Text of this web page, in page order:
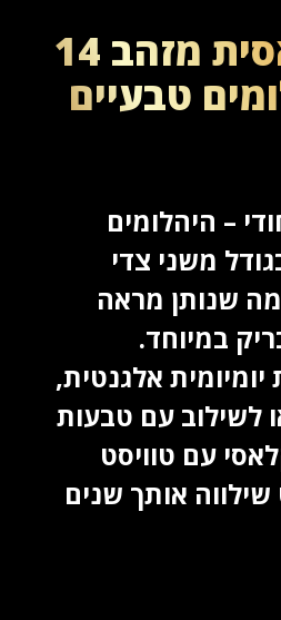
טבעת קלאסית מזהב 14
טבעיים
– היהלומים
משני צדי
שנותן מראה
במיוחד.
אלגנטית,
לשילוב עם טבעות
עם טוויסט
אותך שנים